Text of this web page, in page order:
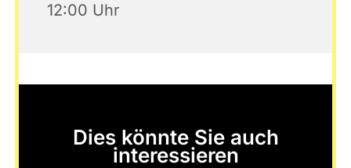
12:00 Uhr
Dies könnte Sie auch
interessieren